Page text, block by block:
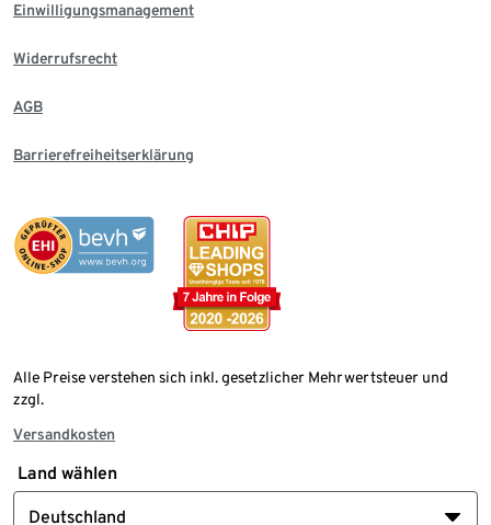
Einwilligungsmanagement
Widerrufsrecht
AGB
Barrierefreiheitserklärung
Alle Preise verstehen sich inkl. gesetzlicher Mehrwertsteuer und
zzgl.
Versandkosten
Land wählen
Deutschland